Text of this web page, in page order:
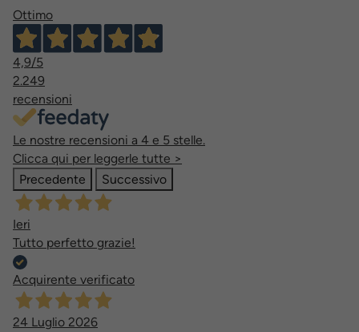
Ottimo
4,9/5
2.249
recensioni
Le nostre recensioni a 4 e 5 stelle.
Clicca qui per leggerle tutte >
Precedente
Successivo
Ieri
Tutto perfetto grazie!
Acquirente verificato
24 Luglio 2026